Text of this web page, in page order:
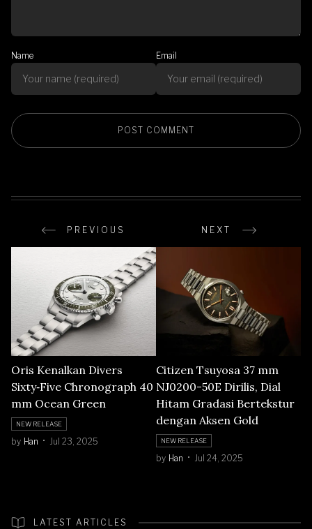
Name Email
PREVIOUS NEXT
Oris Kenalkan Divers
Sixty‑Five Chronograph 40
mm Ocean Green
NEW RELEASE
by Han Jul 23, 2025
Citizen Tsuyosa 37 mm
NJ0200-50E Dirilis, Dial
Hitam Gradasi Bertekstur
dengan Aksen Gold
NEW RELEASE
by Han Jul 24, 2025
LATEST ARTICLES